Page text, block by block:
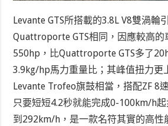
Levante GTS所搭載的3.8L V8雙渦輪
Quattroporte GTS相同，因應較高的
550hp，比Quattroporte GTS多了
3.9kg/hp馬力重量比；其峰值扭力更
Levante Trofeo旗鼓相當，搭配ZF 8
只要短短4.2秒就能完成0-100km/h
到292km/h，是一款名符其實的高性